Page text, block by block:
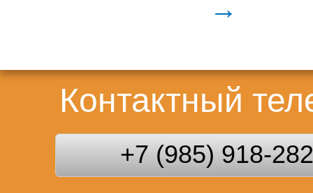
→
Контактный
+7 (985) 918-